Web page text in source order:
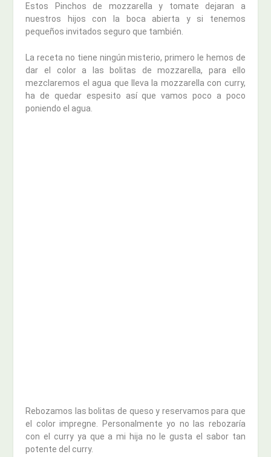
Estos Pinchos de mozzarella y tomate dejaran a
nuestros hijos con la boca abierta y si tenemos
pequeños invitados seguro que también.
La receta no tiene ningún misterio, primero le hemos de
dar el color a las bolitas de mozzarella, para ello
mezclaremos el agua que lleva la mozzarella con curry,
ha de quedar espesito así que vamos poco a poco
poniendo el agua.
Rebozamos las bolitas de queso y reservamos para que
el color impregne. Personalmente yo no las rebozaría
con el curry ya que a mi hija no le gusta el sabor tan
potente del curry.